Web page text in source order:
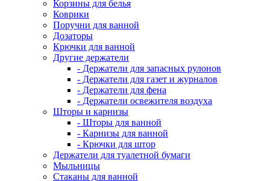
Корзины для белья
Коврики
Поручни для ванной
Дозаторы
Крючки для ванной
Другие держатели
- Держатели для запасных рулонов
- Держатели для газет и журналов
- Держатели для фена
- Держатели освежителя воздуха
Шторы и карнизы
- Шторы для ванной
- Карнизы для ванной
- Крючки для штор
Держатели для туалетной бумаги
Мыльницы
Стаканы для ванной